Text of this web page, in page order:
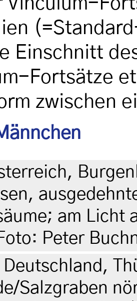
Einschnitt
Fortsätze
zwischen
am Licht
Peter
Salzgraben